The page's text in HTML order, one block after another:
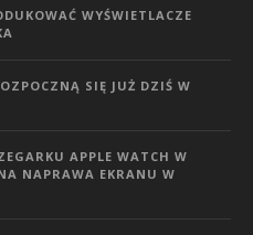
WYŚWIETLACZE
SIĘ JUŻ DZIŚ W
APPLE WATCH W
NAPRAWA EKRANU W